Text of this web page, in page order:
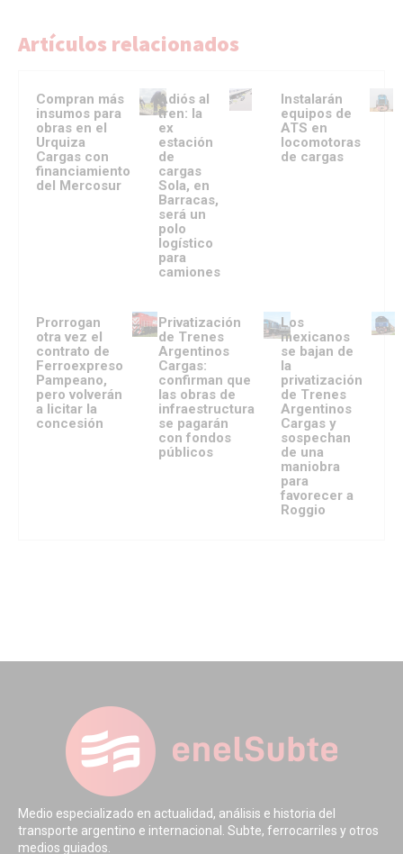
Artículos relacionados
Compran más
insumos para
obras en el
Urquiza
Cargas con
financiamiento
del Mercosur
Adiós al
tren: la
ex
estación
de
cargas
Sola, en
Barracas,
será un
polo
logístico
para
camiones
Instalarán
equipos de
ATS en
locomotoras
de cargas
Prorrogan
otra vez el
contrato de
Ferroexpreso
Pampeano,
pero volverán
a licitar la
concesión
Privatización
de Trenes
Argentinos
Cargas:
confirman que
las obras de
infraestructura
se pagarán
con fondos
públicos
Los
mexicanos
se bajan de
la
privatización
de Trenes
Argentinos
Cargas y
sospechan
de una
maniobra
para
favorecer a
Roggio
Medio especializado en actualidad, análisis e historia del
transporte argentino e internacional. Subte, ferrocarriles y otros
medios guiados.